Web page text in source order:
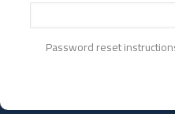
Password reset